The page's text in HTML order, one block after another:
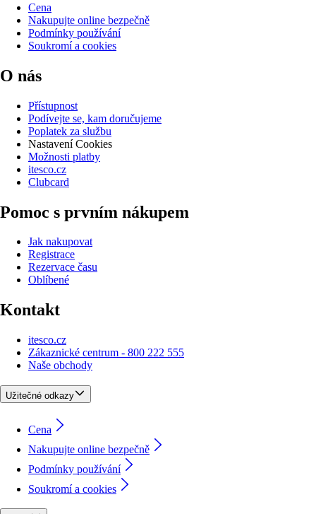
Cena
Nakupujte online bezpečně
Podmínky používání
Soukromí a cookies
O nás
Přístupnost
Podívejte se, kam doručujeme
Poplatek za službu
Nastavení Cookies
Možnosti platby
itesco.cz
Clubcard
Pomoc s prvním nákupem
Jak nakupovat
Registrace
Rezervace času
Oblíbené
Kontakt
itesco.cz
Zákaznické centrum - 800 222 555
Naše obchody
Užitečné odkazy
Cena
Nakupujte online bezpečně
Podmínky používání
Soukromí a cookies